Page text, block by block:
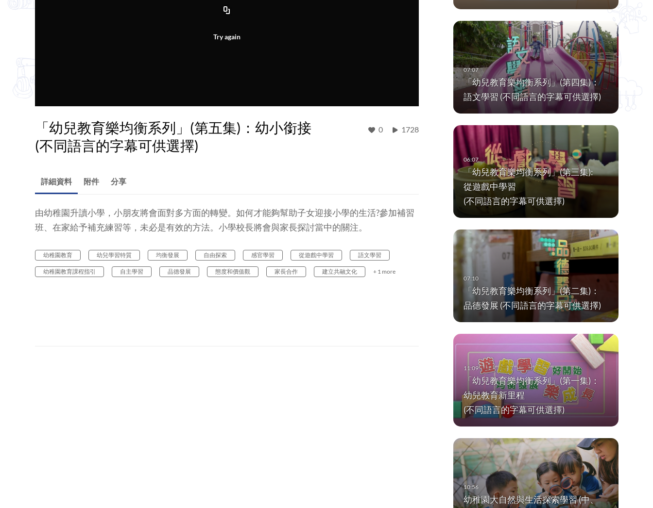
Try again
「幼兒教育樂均衡系列」(第五集)：幼小銜接
(不同語言的字幕可供選擇)
0 1728
「幼兒教育樂均衡系列」(第四集)：
語文學習 (不同語言的字幕可供選擇)
「幼兒教育樂均衡系列」(第三集):
從遊戲中學習
(不同語言的字幕可供選擇)
「幼兒教育樂均衡系列」(第二集)：
品德發展 (不同語言的字幕可供選擇)
「幼兒教育樂均衡系列」(第一集)：
幼兒教育新里程
(不同語言的字幕可供選擇)
幼稚園大自然與生活探索學習 (中、
詳細資料 附件 分享
由幼稚園升讀小學，小朋友將會面對多方面的轉變。如何才能夠幫助子女迎接小學的生活?參加補習
班、在家給予補充練習等，未必是有效的方法。小學校長將會與家長探討當中的關注。
幼稚園教育 幼兒學習特質 均衡發展 自由探索 感官學習 從遊戲中學習 語文學習
幼稚園教育課程指引 自主學習 品德發展 態度和價值觀 家長合作 建立共融文化 + 1 more